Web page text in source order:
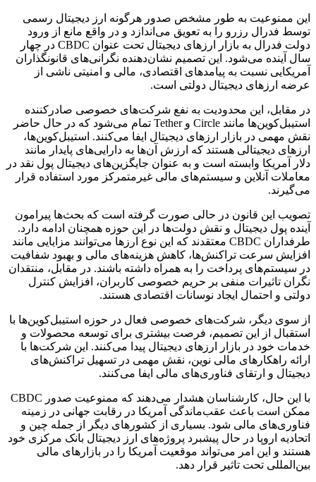
این ممنوعیت به طور مشخص صدور هرگونه ارز دیجیتال رسمی
توسط فدرال رزرو را به تعویق می‌اندازد و در واقع مانع از ورود
دولت فدرال به بازار ارزهای دیجیتال تحت عنوان CBDC در چهار
سال آینده می‌شود. این تصمیم نشان‌دهنده نگرانی‌های قانونگذاران
آمریکایی نسبت به پیامدهای اقتصادی، مالی و امنیتی ناشی از
عرضه ارزهای دیجیتال دولتی است.
در مقابل، این محدودیت به نفع شرکت‌های خصوصی صادرکننده
استیبل‌کوین‌ها مانند Circle و Tether تمام می‌شود که در حال حاضر
نقش مهمی در بازار ارزهای دیجیتال ایفا می‌کنند. استیبل‌کوین‌ها،
ارزهای دیجیتالی هستند که ارزش آن‌ها به دارایی‌های پایدار مانند
دلار آمریکا وابسته است و به عنوان جایگزین‌های دیجیتال پول نقد در
معاملات آنلاین و سیستم‌های مالی غیرمتمرکز مورد استفاده قرار
می‌گیرند.
تصویب این قانون در حالی صورت گرفته است که بحث‌ها پیرامون
آینده پول دیجیتال و نقش دولت‌ها در این حوزه همچنان ادامه دارد.
طرفداران CBDC معتقدند که این نوع ارزها می‌توانند مزایایی مانند
افزایش سرعت تراکنش‌ها، کاهش هزینه‌های مالی و بهبود شفافیت
در سیستم‌های پرداخت را به همراه داشته باشند. در مقابل، منتقدان
نگران تاثیرات منفی بر حریم خصوصی کاربران، افزایش کنترل
دولتی و احتمال ایجاد نوسانات اقتصادی هستند.
از سوی دیگر، شرکت‌های خصوصی فعال در حوزه استیبل‌کوین‌ها با
استقبال از این تصمیم، فرصت بیشتری برای توسعه محصولات و
خدمات خود در بازار ارزهای دیجیتال پیدا می‌کنند. این شرکت‌ها با
ارائه راهکارهای مالی نوین، نقش مهمی در تسهیل تراکنش‌های
دیجیتال و ارتقای فناوری‌های مالی ایفا می‌کنند.
با این حال، کارشناسان هشدار می‌دهند که ممنوعیت صدور CBDC
ممکن است باعث عقب‌ماندگی آمریکا در رقابت جهانی در زمینه
فناوری‌های مالی شود. بسیاری از کشورهای دیگر از جمله چین و
اتحادیه اروپا در حال پیشبرد پروژه‌های ارز دیجیتال بانک مرکزی خود
هستند و این امر می‌تواند موقعیت آمریکا را در بازارهای مالی
بین‌المللی تحت تاثیر قرار دهد.